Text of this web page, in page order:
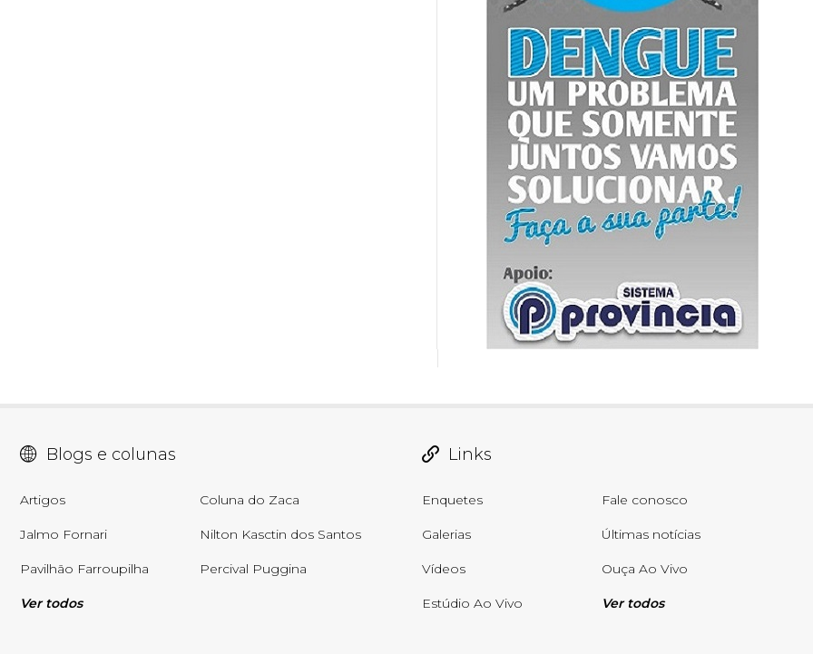
Blogs e colunas
Artigos Coluna do Zaca
Jalmo Fornari Nilton Kasctin dos Santos
Pavilhão Farroupilha Percival Puggina
Ver todos
Links
Enquetes Fale conosco
Galerias Últimas notícias
Vídeos Ouça Ao Vivo
Estúdio Ao Vivo Ver todos